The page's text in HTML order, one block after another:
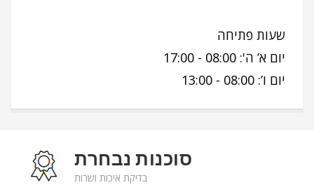
שעות פתיחה
יום א’ ה': 08:00 - 17:00
יום ו’: 08:00 - 13:00
סוכנות נבחרת
בדיקת איכות ושרות